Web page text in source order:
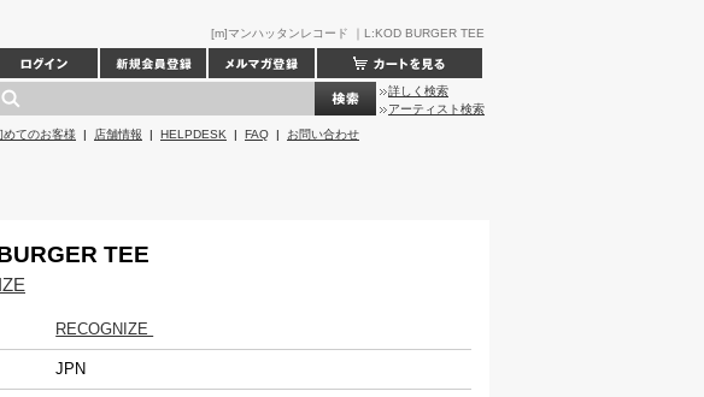
[m]マンハッタンレコード ｜L:KOD BURGER TEE
詳しく検索
アーティスト検索
めてのお客様 | 店舗情報 | HELPDESK | FAQ | お問い合わせ
TEE
RECOGNIZE
JPN